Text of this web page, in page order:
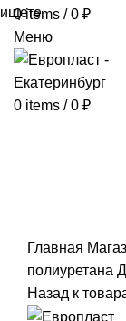
0items / 0 ₽
Меню
0 items / 0 ₽
Главная
полиуретана
Назад к
ищете.